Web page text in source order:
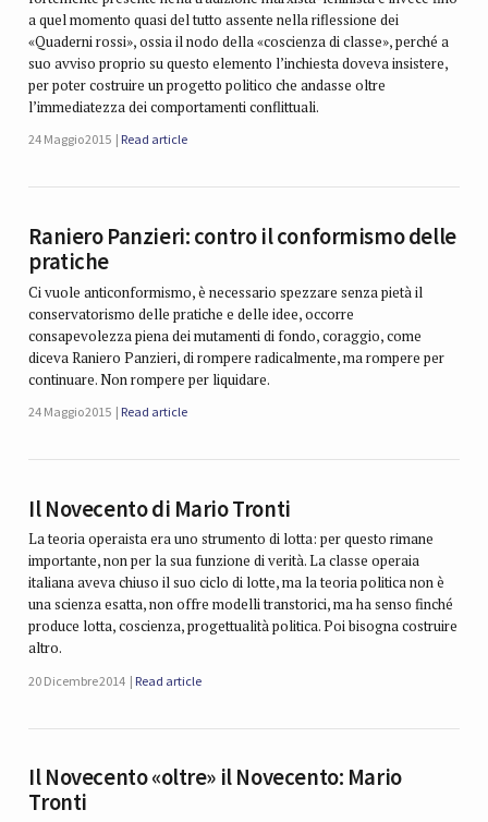
a quel momento quasi del tutto assente nella riflessione dei
«Quaderni rossi», ossia il nodo della «coscienza di classe», perché a
suo avviso proprio su questo elemento l’inchiesta doveva insistere,
per poter costruire un progetto politico che andasse oltre
l’immediatezza dei comportamenti conflittuali.
24 Maggio 2015 Read article
Raniero Panzieri: contro il conformismo delle
pratiche
Ci vuole anticonformismo, è necessario spezzare senza pietà il
conservatorismo delle pratiche e delle idee, occorre
consapevolezza piena dei mutamenti di fondo, coraggio, come
diceva Raniero Panzieri, di rompere radicalmente, ma rompere per
continuare. Non rompere per liquidare.
24 Maggio 2015 Read article
Il Novecento di Mario Tronti
La teoria operaista era uno strumento di lotta: per questo rimane
importante, non per la sua funzione di verità. La classe operaia
italiana aveva chiuso il suo ciclo di lotte, ma la teoria politica non è
una scienza esatta, non offre modelli transtorici, ma ha senso finché
produce lotta, coscienza, progettualità politica. Poi bisogna costruire
altro.
20 Dicembre 2014 Read article
Il Novecento «oltre» il Novecento: Mario
Tronti